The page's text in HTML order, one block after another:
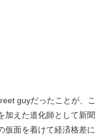
guyだったことが、こ
加えた道化師として新聞
仮面を着けて経済格差に